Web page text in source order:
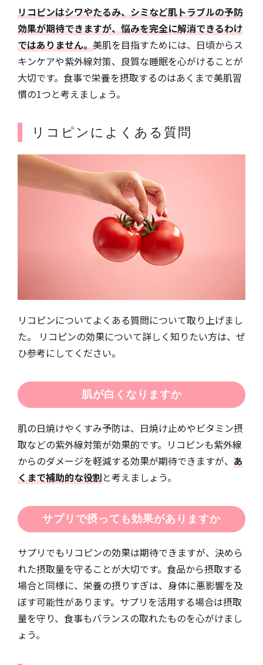
リコピンはシワやたるみ、シミなど肌トラブルの予防
効果が期待できますが、悩みを完全に解消できるわけ
ではありません。美肌を目指すためには、日頃からス
キンケアや紫外線対策、良質な睡眠を心がけることが
大切です。食事で栄養を摂取するのはあくまで美肌習
慣の1つと考えましょう。
リコピンによくある質問
リコピンについてよくある質問について取り上げまし
た。 リコピンの効果について詳しく知りたい方は、ぜ
ひ参考にしてください。
肌が白くなりますか
肌の日焼けやくすみ予防は、日焼け止めやビタミン摂
取などの紫外線対策が効果的です。リコピンも紫外線
からのダメージを軽減する効果が期待できますが、 あ
くまで補助的な役割と考えましょう。
サプリで摂っても効果がありますか
サプリでもリコピンの効果は期待できますが、決めら
れた摂取量を守ることが大切です。食品から摂取する
場合と同様に、栄養の摂りすぎは、身体に悪影響を及
ぼす可能性があります。サプリを活用する場合は摂取
量を守り、食事もバランスの取れたものを心がけまし
ょう。